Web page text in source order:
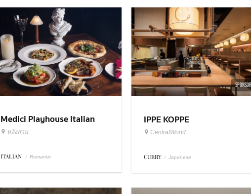
Medici Playhouse Italian
Restaurant & Bar Bangkok
หลังสวน
ITALIAN / Romantic
IPPE KOPPE
CentralWorld
CURRY / Japanese